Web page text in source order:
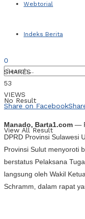
Webtorial
Indeks Berita
No Result
View All Result
0
SHARES
53
VIEWS
Share on Facebook
Manado, Barta1.com —
DPRD Provinsi Sulawesi
Provinsi Sulut menyoroti
berstatus Pelaksana
langsung oleh Wakil
Schramm, dalam rapat